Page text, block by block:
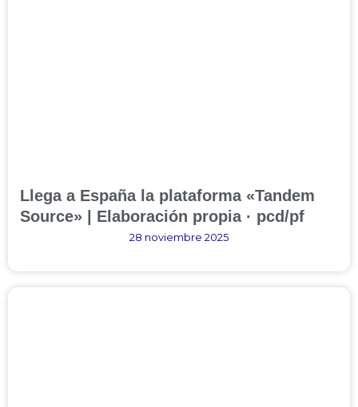
Llega a España la plataforma «Tandem
Source» | Elaboración propia · pcd/pf
28 noviembre 2025